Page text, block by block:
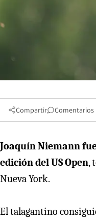
Compartir Comentarios
Joaquín Niemann
edición del US Open,
Nueva York.
El talagantino